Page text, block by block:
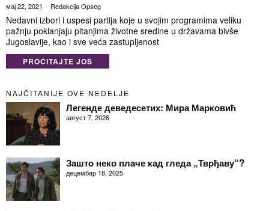
мај 22, 2021 Redakcija Opseg
Nedavni izbori i uspesi partija koje u svojim programima veliku
pažnju poklanjaju pitanjima životne sredine u državama bivše
Jugoslavije, kao i sve veća zastupljenost
PROČITAJTE JOŠ
NAJČITANIJE OVE NEDELJE
Легенде деведесетих: Мира Марковић
август 7, 2026
Зашто неко плаче кад гледа „Тврђаву“?
децембар 18, 2025